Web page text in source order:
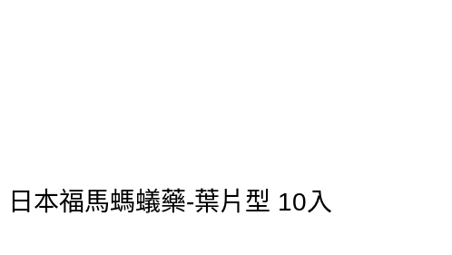
日本福馬螞蟻藥-葉片型 10入